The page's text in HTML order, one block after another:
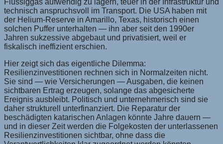
Flüssiggas aufwendig zu lagern, teuer in der Infrastruktur und
technisch anspruchsvoll im Transport. Die USA haben mit
der Helium-Reserve in Amarillo, Texas, historisch einen
solchen Puffer unterhalten — ihn aber seit den 1990er
Jahren sukzessive abgebaut und privatisiert, weil er
fiskalisch ineffizient erschien.
Hier zeigt sich das eigentliche Dilemma:
Resilienzinvestitionen rechnen sich in Normalzeiten nicht.
Sie sind — wie Versicherungen — Ausgaben, die keinen
sichtbaren Ertrag erzeugen, solange das abgesicherte
Ereignis ausbleibt. Politisch und unternehmerisch sind sie
daher strukturell unterfinanziert. Die Reparatur der
beschädigten katarischen Anlagen könnte Jahre dauern —
und in dieser Zeit werden die Folgekosten der unterlassenen
Resilienzinvestitionen sichtbar, ohne dass die